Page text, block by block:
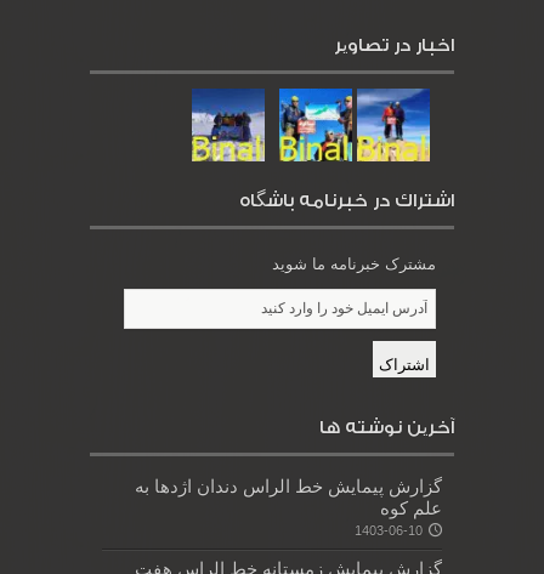
اخبار در تصاویر
اشتراك در خبرنامه باشگاه
مشترک خبرنامه ما شوید
آخرین نوشته ها
گزارش پیمایش خط الراس دندان اژدها به
علم کوه
1403-06-10
گزارش پیمایش زمستانه خط الراس هفت